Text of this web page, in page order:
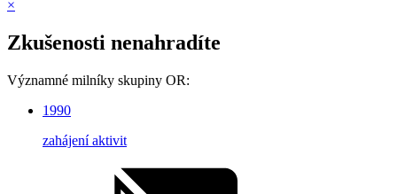
×
Zkušenosti nenahradíte
Významné milníky skupiny OR:
1990
zahájení aktivit